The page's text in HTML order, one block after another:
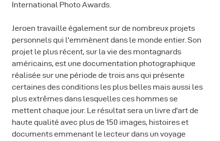
International Photo Awards.
Jeroen travaille également sur de nombreux projets
personnels qui l'emmènent dans le monde entier. Son
projet le plus récent, sur la vie des montagnards
américains, est une documentation photographique
réalisée sur une période de trois ans qui présente
certaines des conditions les plus belles mais aussi les
plus extrêmes dans lesquelles ces hommes se
mettent chaque jour. Le résultat sera un livre d'art de
haute qualité avec plus de 150 images, histoires et
documents emmenant le lecteur dans un voyage